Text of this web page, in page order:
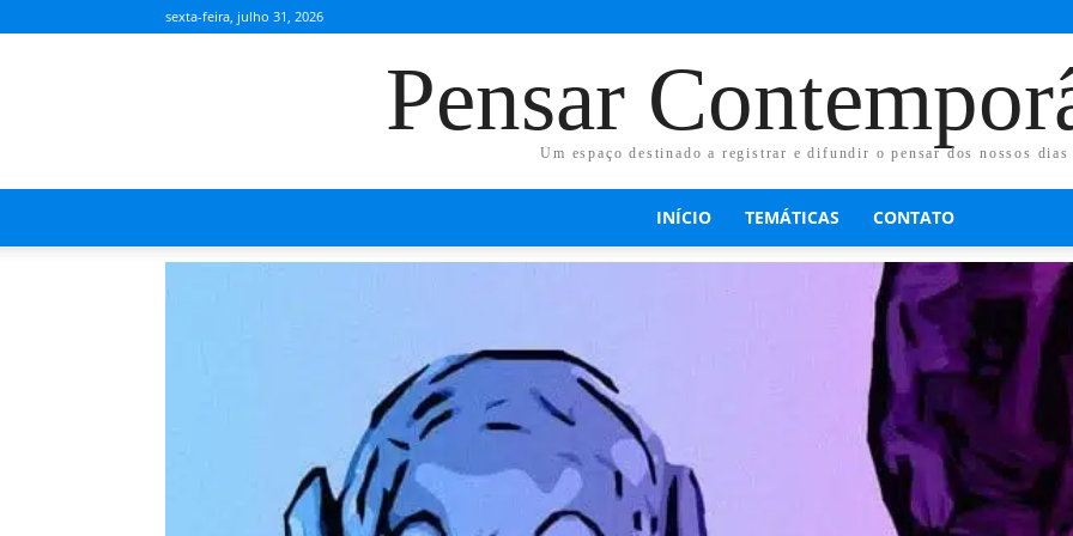
sexta-feira, julho 31, 2026
Pensar
Um espaço destinado a registrar e difundir o pensar dos nossos dias
INÍCIO TEMÁTICAS CONTATO